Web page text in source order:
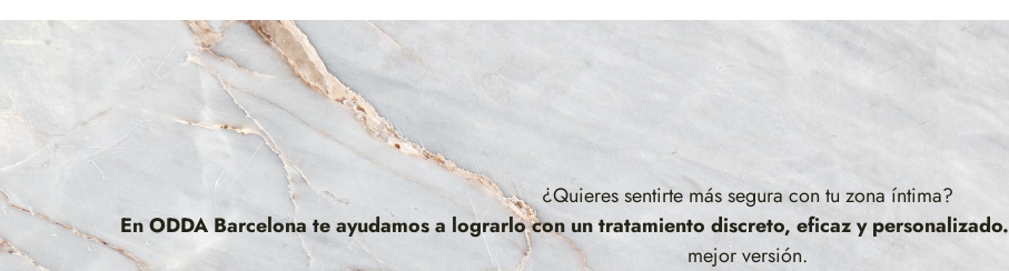
¿Quieres sentirte más segura con tu zona íntima?
EnODDA Barcelona te ayudamos a lograrlo con un tratamiento discreto, eficaz y personalizado.
mejor versión.